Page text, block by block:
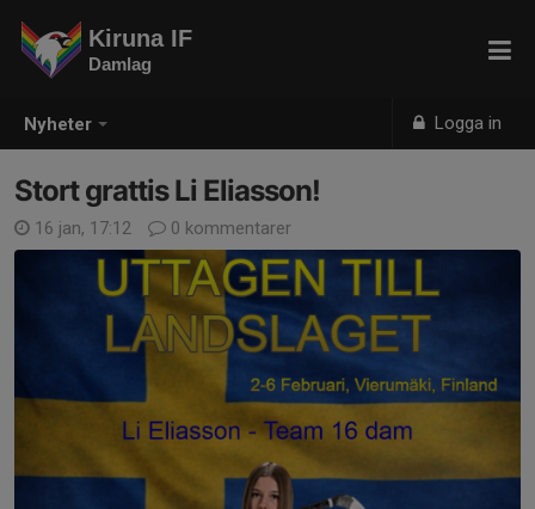
Nyheter Logga in
Kiruna IF
Damlag
Stort grattis Li Eliasson!
16 jan, 17:12 0 kommentarer